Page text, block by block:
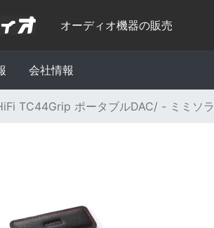
オーディオ機器の販売
会社情報
TC44Grip ポータブルDAC/ - ミミソラ